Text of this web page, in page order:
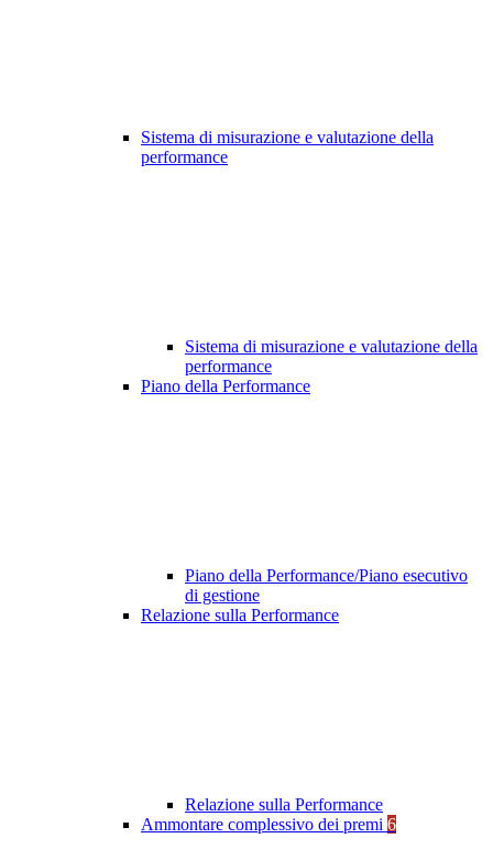
Sistema di misurazione e valutazione della
performance
Sistema di misurazione e valutazione della
performance
Piano della Performance
Piano della Performance/Piano esecutivo
di gestione
Relazione sulla Performance
Relazione sulla Performance
Ammontare complessivo dei premi 6